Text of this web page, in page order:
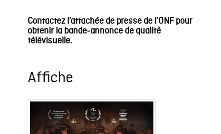
Contactez l’attachée de presse de l’ONF pour
obtenir la bande-annonce de qualité
télévisuelle.
Affiche